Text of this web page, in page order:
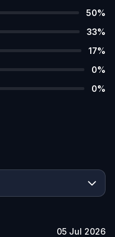
50%
33%
17%
0%
0%
05 Jul 2026